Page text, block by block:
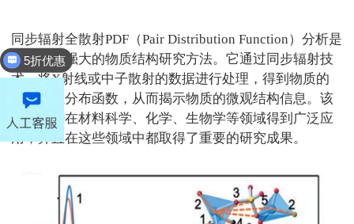
同步辐射全散射PDF （Pair Distribution Function）分析是
一种非常强大的物质结构研究方法。它通过同步辐射技
术，将X射线或中子散射的数据进行处理，得到物质的
原子间距分布函数，从而揭示物质的微观结构信息。该
方法已经在材料科学、化学、生物学等领域得到广泛应
用，并且在这些领域中都取得了重要的研究成果。
5折优惠